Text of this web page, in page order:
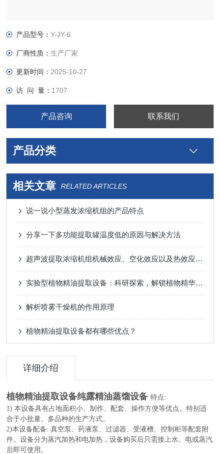
产品型号：Y-JY-6
厂商性质：生产厂家
更新时间： 2025-10-27
访 问 量： 1707
产品咨询 联系我们
产品分类
相关文章 RELATED ARTICLES
说一说小型蒸发浓缩机组的产品特点
分享一下多功能提取罐温度低的原因与解决方法
超声波提取浓缩机组机械效应、空化效应以及热效应的理解
实验型植物精油提取设备：科研探索，解锁植物精华新奥秘
解析喷雾干燥机的作用原理
植物精油提取设备都有哪些优点？
详细介绍
植物精油提取设备纯露精油蒸馏设备 特点:
1) 本设备具有占地面积小、制作、配套、操作方便等优点。特别适
合于小批量、多品种的生产方式。
2)本设备配备: 真空泵、药液泵、过滤器、受液槽、控制柜等配套附
件。设备分为蒸汽加热和电加热，设备购买后只需接上水、电或蒸汽
后即可使用。